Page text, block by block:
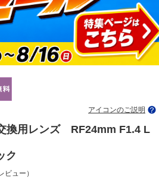
アイコンのご説明
換用レンズ RF24mm F1.4 L
ク
ビュー）